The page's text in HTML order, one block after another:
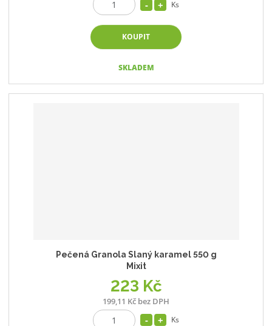
Ks
KOUPIT
SKLADEM
Pečená Granola Slaný karamel 550 g
Mixit
223 Kč
199,11 Kč bez DPH
Ks